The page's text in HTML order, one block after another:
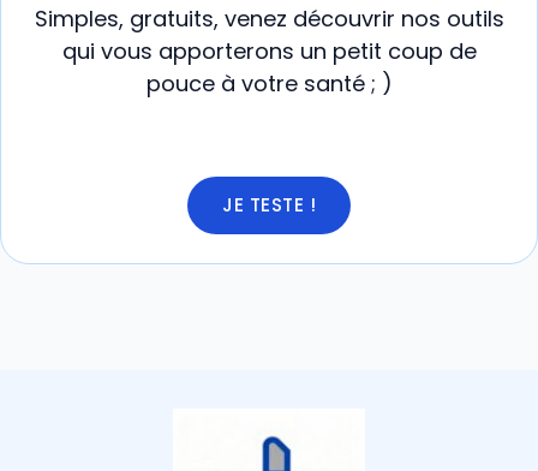
Simples, gratuits, venez découvrir nos outils
qui vous apporterons un petit coup de
pouce à votre santé ; )
JE TESTE !